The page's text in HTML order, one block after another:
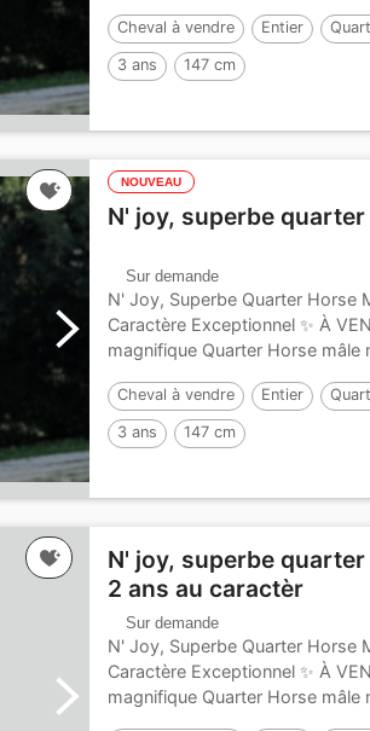
Cheval à vendre Entier
3 ans 147 cm
NOUVEAU
N' joy, superbe
Sur demande
N' Joy, Superbe Quarter Horse
Caractère Exceptionnel ✨ À
magnifique Quarter Horse mâle
Cheval à vendre Entier
3 ans 147 cm
N' joy, superbe
2 ans au caractèr
Sur demande
N' Joy, Superbe Quarter Horse
Caractère Exceptionnel ✨ À
magnifique Quarter Horse mâle